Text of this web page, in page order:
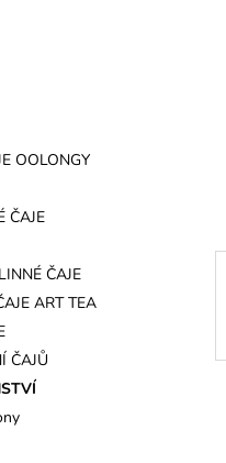
OOLONGY
ČAJE
ČAJE
ART TEA
ČAJŮ